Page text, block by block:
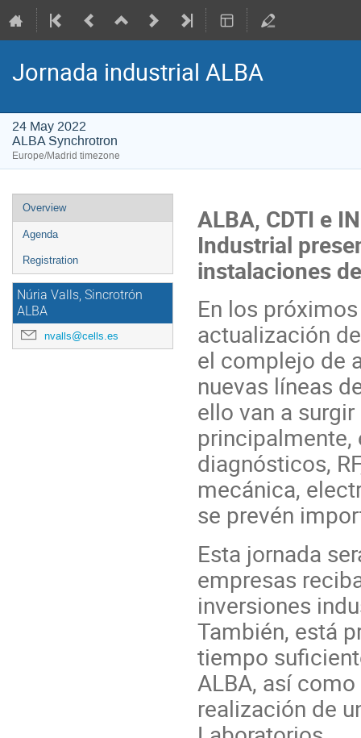
Jornada industrial ALBA
24 May 2022
ALBA Synchrotron
Europe/Madrid timezone
Event
menu
Overview
Agenda
Registration
Núria Valls, Sincrotrón
ALBA
nvalls@cells.es
ALBA, CDTI e
Industrial
instalaciones
En los
actualización
el complejo de
nuevas líneas
ello van a
diagnósticos,
mecánica,
se prevén
Esta jornada
empresas
inversiones
También, está
tiempo
ALBA, así
realización de